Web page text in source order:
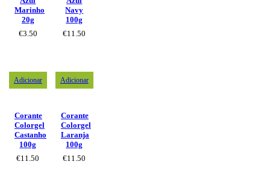
Marinho
20g
€3.50
Navy
100g
€11.50
Adicionar
Corante
Colorgel
Castanho
100g
€11.50
Adicionar
Corante
Colorgel
Laranja
100g
€11.50